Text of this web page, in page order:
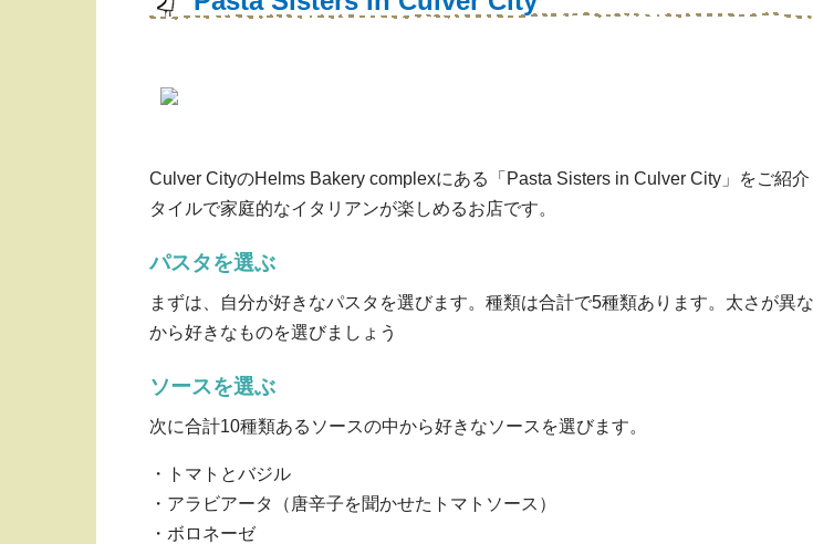
Culver CityのHelms Bakery complexにある「Pasta Sisters in Culver City」をご紹
タイルで家庭的なイタリアンが楽しめるお店です。
パスタを選ぶ
まずは、自分が好きなパスタを選びます。種類は合計で5種類あります。太さが異
から好きなものを選びましょう
ソースを選ぶ
次に合計10種類あるソースの中から好きなソースを選びます。
・トマトとバジル
・アラビアータ（唐辛子を聞かせたトマトソース）
・ボロネーゼ